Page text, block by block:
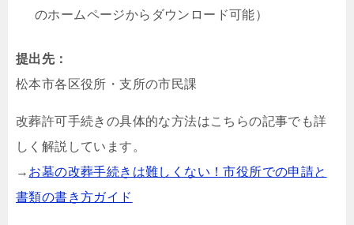
のホームページからダウンロード可能）
提出先：
松本市各区役所・支所の市民課
改葬許可手続きの具体的な方法はこちらの記事でも詳
しく解説しています。
→ お墓の改葬手続きは難しくない！市役所での申請と
書類の書き方ガイド